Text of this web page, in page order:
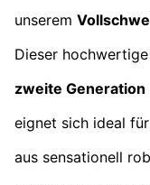
unserem
Dieser
zweite Generation
eignet sich ideal
aus sensationell